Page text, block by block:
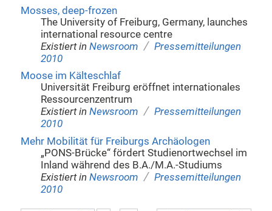
Mosses, deep-frozen
The University of Freiburg, Germany, launches
international resource centre
Existiert in Newsroom / Pressemitteilungen
2010
Moose im Kälteschlaf
Universität Freiburg eröffnet internationales
Ressourcenzentrum
Existiert in Newsroom / Pressemitteilungen
2010
Mehr Mobilität für Freiburgs Archäologen
„PONS-Brücke“ fördert Studienortwechsel im
Inland während des B.A./M.A.-Studiums
Existiert in Newsroom / Pressemitteilungen
2010